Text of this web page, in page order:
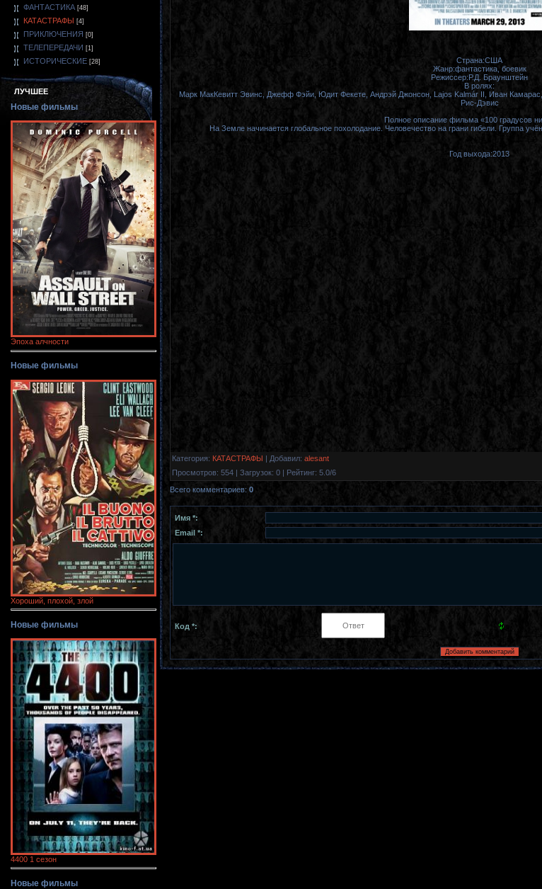
ФАНТАСТИКА [48]
КАТАСТРАФЫ [4]
ПРИКЛЮЧЕНИЯ [0]
ТЕЛЕПЕРЕДАЧИ [1]
ИСТОРИЧЕСКИЕ [28]
ЛУЧШЕЕ
Новые фильмы
Эпоха алчности
Новые фильмы
Хороший, плохой, злой
Новые фильмы
4400 1 сезон
Новые фильмы
Страна:США
Жанр:фантастика, боевик
Режиссер:Р.Д. Браунштейн
В ролях:
Марк МакКевитт Эвинс, Джефф Фэйи, Юдит Фекете, Андрэй Джонсон, Lajos Kalmár II, Иван
Рис-Дэвис
Полное описание фильма «100 градусов
На Земле начинается глобальное похолодание. Человечество на грани гибели. Группа
Год выхода:2013
Категория: КАТАСТРАФЫ | Добавил: alesant
Просмотров: 554 | Загрузок: 0 | Рейтинг: 5.0/6
Всего комментариев: 0
Имя *:
Email *:
Код *: